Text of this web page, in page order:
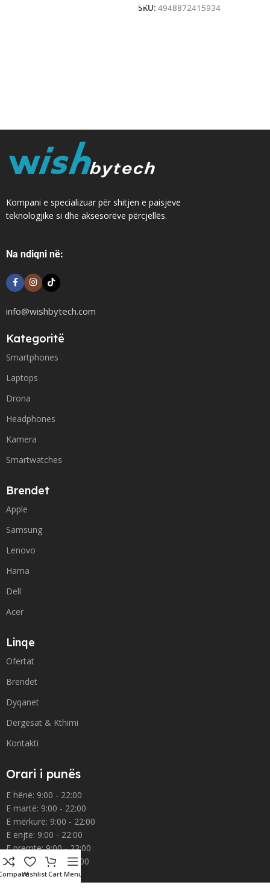
SKU: 4948872415934
Kompani e specializuar për shitjen e paisjeve
teknologjike si dhe aksesorëve përcjellës.
Na ndiqni në:
info@wishbytech.com
Kategoritë
Smartphones
Laptops
Drona
Headphones
Kamera
Smartwatches
Brendet
Apple
Samsung
Lenovo
Hama
Dell
Acer
Linqe
Ofertat
Brendet
Dyqanet
Dergesat & Kthimi
Kontakti
Orari i punës
E hënë: 9:00 - 22:00
E martë: 9:00 - 22:00
E mërkurë: 9:00 - 22:00
E enjte: 9:00 - 22:00
E premte: 9:00 - 22:00
E shtunë: 9:00 - 22:00
E diel: 9:00 - 22:00
WishlistCart Menu